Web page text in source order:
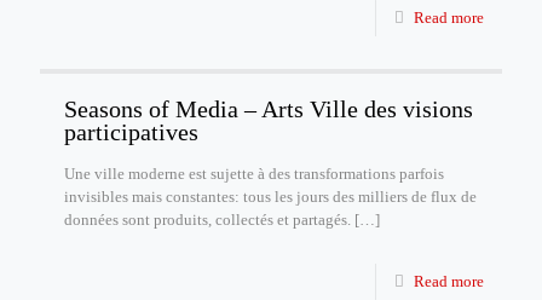
Read more
Seasons of Media – Arts Ville des visions
participatives
Une ville moderne est sujette à des transformations parfois
invisibles mais constantes: tous les jours des milliers de flux de
données sont produits, collectés et partagés. […]
Read more